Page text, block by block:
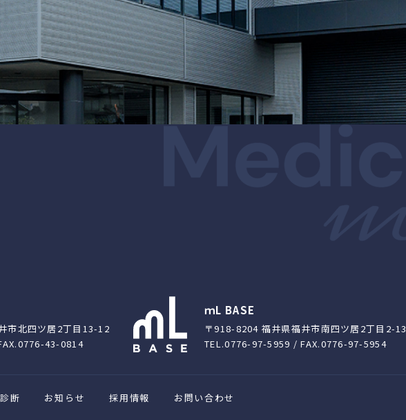
市北四ツ居2丁目13-12
43-0814
ｍL BASE
〒918-8204 福井県福井市南四ツ居2丁目2-13
TEL.0776-97-5959 / FAX.0776-97-5954
断 お知らせ 採用情報 お問い合わせ